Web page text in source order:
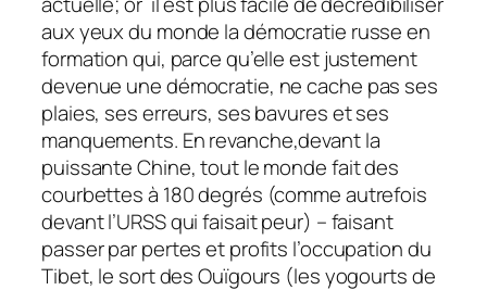
aux yeux du monde la démocratie russe en
formation qui, parce qu’elle est justement
devenue une démocratie, ne cache pas ses
plaies, ses erreurs, ses bavures et ses
manquements. En revanche,devant la
puissante Chine, tout le monde fait des
courbettes à 180 degrés (comme autrefois
devant l’URSS qui faisait peur) – faisant
passer par pertes et profits l’occupation du
Tibet, le sort des Ouïgours (les yogourts de